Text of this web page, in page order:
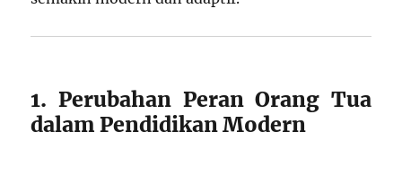
1. Perubahan Peran Orang Tua
dalam Pendidikan Modern